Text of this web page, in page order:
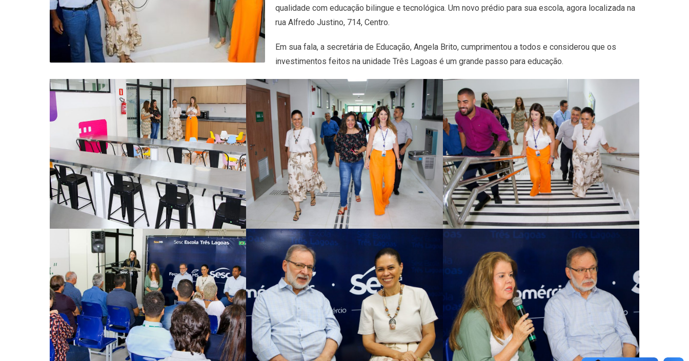
qualidade com educação bilingue e tecnológica. Um novo prédio para sua escola, agora localizada na
rua Alfredo Justino, 714, Centro.
Em sua fala, a secretária de Educação, Angela Brito, cumprimentou a todos e considerou que os
investimentos feitos na unidade Três Lagoas é um grande passo para educação.